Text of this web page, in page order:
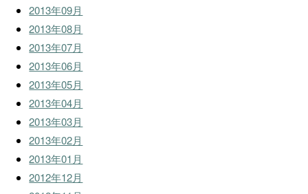
2013年09月
2013年08月
2013年07月
2013年06月
2013年05月
2013年04月
2013年03月
2013年02月
2013年01月
2012年12月